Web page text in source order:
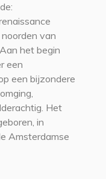
van
het begin
een
een bijzondere
Het
in
Amsterdamse